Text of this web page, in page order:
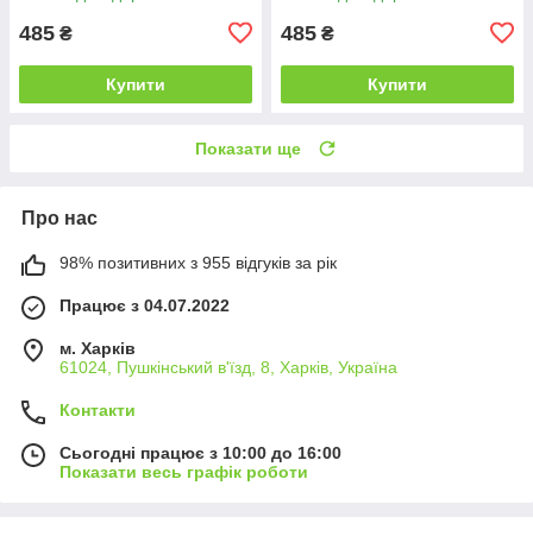
485 ₴
Купити
485 ₴
Купити
Показати ще
Про нас
98% позитивних з 955 відгуків за рік
Працює з 04.07.2022
м. Харків
61024, Пушкінський в'їзд, 8, Харків, Україна
Контакти
Сьогодні працює з 10:00 до 16:00
Показати весь графік роботи